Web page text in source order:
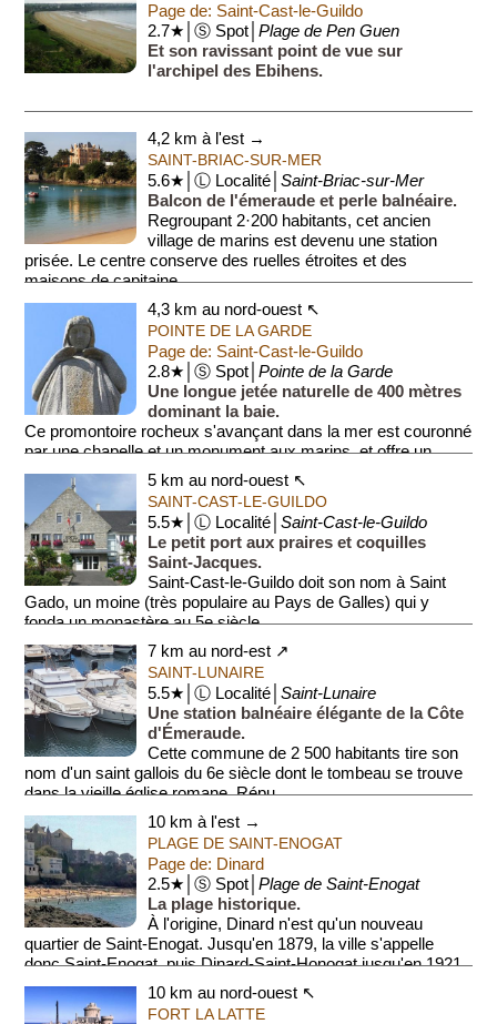
Page de: Saint-Cast-le-Guildo
2.7★│Ⓢ Spot│Plage de Pen Guen
Et son ravissant point de vue sur
l'archipel des Ebihens.
4,2 km à l'est →
SAINT-BRIAC-SUR-MER
5.6★│Ⓛ Localité│Saint-Briac-sur-Mer
Balcon de l'émeraude et perle balnéaire.
Regroupant 2·200 habitants, cet ancien
village de marins est devenu une station
prisée. Le centre conserve des ruelles étroites et des
maisons de capitaine...
4,3 km au nord-ouest ↖
POINTE DE LA GARDE
Page de: Saint-Cast-le-Guildo
2.8★│Ⓢ Spot│Pointe de la Garde
Une longue jetée naturelle de 400 mètres
dominant la baie.
Ce promontoire rocheux s'avançant dans la mer est couronné
par une chapelle et un monument aux marins, et offre un
panorama exceptionnel ...5 km au nord-ouest ↖
SAINT-CAST-LE-GUILDO
5.5★│Ⓛ Localité│Saint-Cast-le-Guildo
Le petit port aux praires et coquilles
Saint-Jacques.
Saint-Cast-le-Guildo doit son nom à Saint
Gado, un moine (très populaire au Pays de Galles) qui y
fonda un monastère au 5e siècle.
Au 19e...
7 km au nord-est ↗
SAINT-LUNAIRE
5.5★│Ⓛ Localité│Saint-Lunaire
Une station balnéaire élégante de la Côte
d'Émeraude.
Cette commune de 2 500 habitants tire son
nom d'un saint gallois du 6e siècle dont le tombeau se trouve
dans la vieille église romane. Répu...
10 km à l'est →
PLAGE DE SAINT-ENOGAT
Page de: Dinard
2.5★│Ⓢ Spot│Plage de Saint-Enogat
La plage historique.
À l'origine, Dinard n'est qu'un nouveau
quartier de Saint-Enogat. Jusqu'en 1879, la ville s'appelle
donc Saint-Enogat, puis Dinard-Saint-Honogat jusqu'en 1921,
puis finalement D...10 km au nord-ouest ↖
FORT LA LATTE